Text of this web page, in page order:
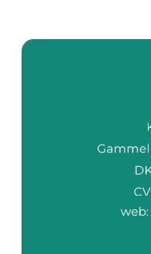
web: